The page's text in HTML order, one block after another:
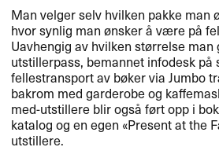
Man velger selv hvilken pakke man
hvor synlig man ​ø​nsker ​å v​æ​re p​å
Uavhengig av hvilken st​ø​rrelse man
utstillerpass, bemannet infodesk p​å
fellestransport av b​ø​ker via Jumbo
bakrom med garderobe og
med-utstillere blir ogs​å f​ø​rt opp i
katalog og en egen «​Present at the
utstillere.​​